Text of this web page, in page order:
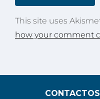
This site uses
how your comment
CONTACTOS